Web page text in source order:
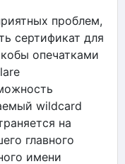
проблем,
сертификат для
опечатками
wildcard
на
главного
имени